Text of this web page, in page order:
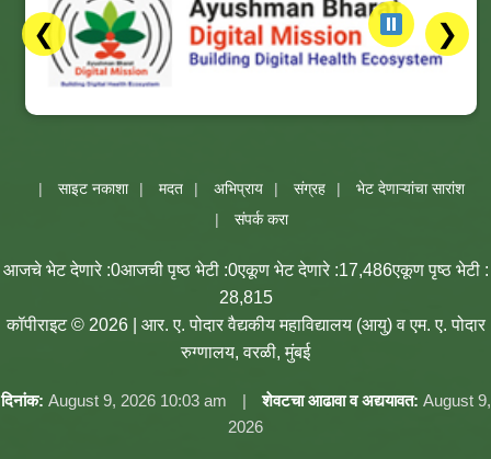
❮ ❯
साइट नकाशा मदत अभिप्राय संग्रह
भेट देणाऱ्यांचा सारांश
संपर्क करा
आजचे भेट देणारे :0आजची पृष्ठ भेटी :0एकूण भेट देणारे :17,486एकूण पृष्ठ भेटी :
28,815
कॉपीराइट © 2026 | आर. ए. पोदार वैद्यकीय महाविद्यालय (आयु) व एम. ए. पोदार
रुग्णालय, वरळी, मुंबई
दिनांक: August 9, 2026 10:03 am शेवटचा आढावा व अद्ययावत: August 9,
2026